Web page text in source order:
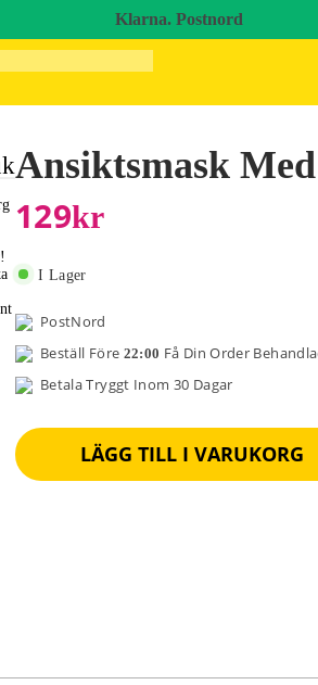
Klarna.Postnord
Ansiktsmask
129Kr
I Lager
PostNord
Beställ Före 22:00 Få Din Order
Betala Tryggt Inom 30 Dagar
LÄGG TILL I VARUKORG